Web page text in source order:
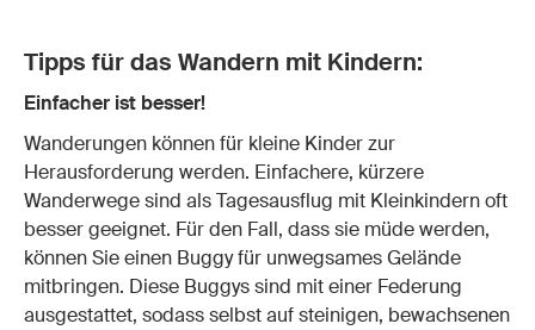
Tipps für das Wandern mit Kindern:
Einfacher ist besser!
Wanderungen können für kleine Kinder zur
Herausforderung werden. Einfachere, kürzere
Wanderwege sind als Tagesausflug mit Kleinkindern oft
besser geeignet. Für den Fall, dass sie müde werden,
können Sie einen Buggy für unwegsames Gelände
mitbringen. Diese Buggys sind mit einer Federung
ausgestattet, sodass selbst auf steinigen, bewachsenen